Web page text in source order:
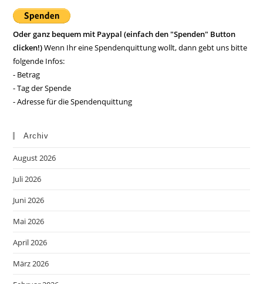
Oder ganz bequem mit Paypal (einfach den "Spenden" Button
clicken!)Wenn Ihr eine Spendenquittung wollt, dann gebt uns bitte
folgende Infos:
- Betrag
- Tag der Spende
- Adresse für die Spendenquittung
Archiv
August 2026
Juli 2026
Juni 2026
Mai 2026
April 2026
März 2026